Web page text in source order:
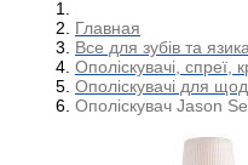
Главная
Все для зубів та язика
Ополіскувачі, спреї,
Ополіскувачі для
Ополіскувач Jason